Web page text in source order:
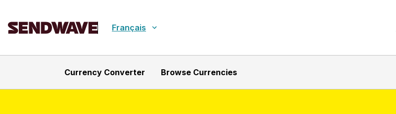
Français
Currency Converter Browse Currencies